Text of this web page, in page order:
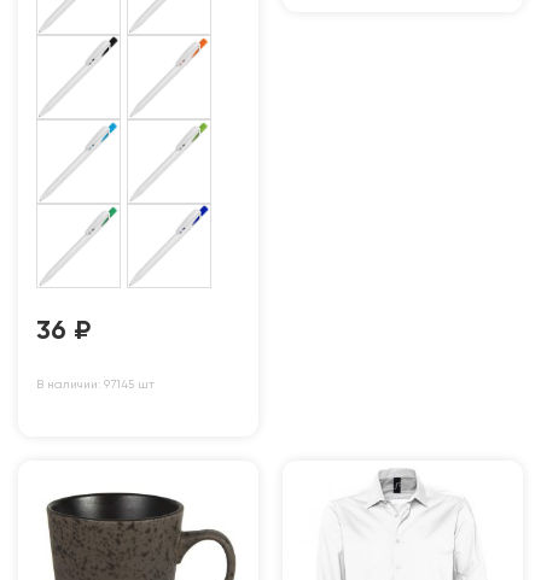
36 ₽
В наличии: 97145 шт